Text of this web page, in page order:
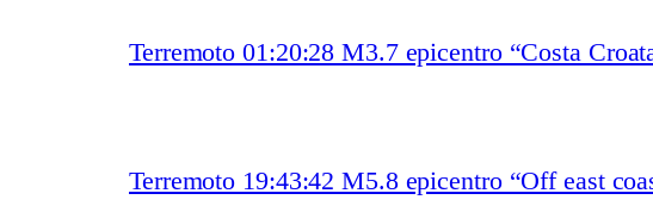
Terremoto 01:20:28 M3.7 epicentro “Costa
Terremoto 19:43:42 M5.8 epicentro “Off east